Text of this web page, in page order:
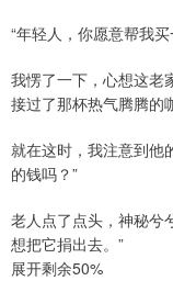
“年轻人，你愿意帮我
我愣了一下，心想这老
接过了那杯热气腾腾的
就在这时，我注意到他
的钱吗？”
老人点了点头，神秘兮
想把它捐出去。”
展开剩余50%